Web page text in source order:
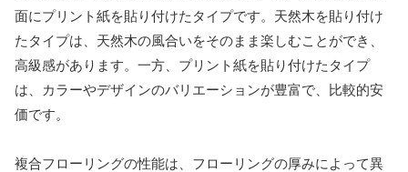
面にプリント紙を貼り付けたタイプです。天然木を貼り付け
たタイプは、天然木の風合いをそのまま楽しむことができ、
高級感があります。一方、プリント紙を貼り付けたタイプ
は、カラーやデザインのバリエーションが豊富で、比較的安
価です。
複合フローリングの性能は、フローリングの厚みによって異